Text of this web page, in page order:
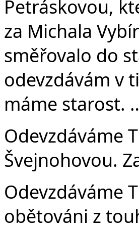
Petráskovou,
za Michala
směřovalo do
odevzdávám v
máme starost.
Odevzdáváme
Švejnohovou.
Odevzdáváme
obětováni z